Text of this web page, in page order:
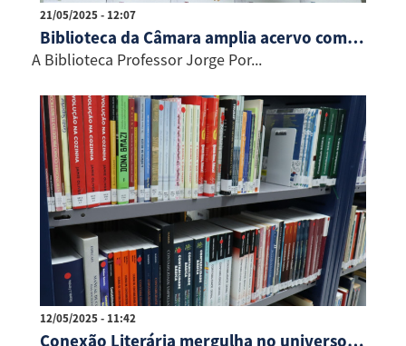
21/05/2025 - 12:07
Biblioteca da Câmara amplia acervo com obras de Euclides Neto
A Biblioteca Professor Jorge Por...
12/05/2025 - 11:42
Conexão Literária mergulha no universo de “Vermelho, Branco e Sangue Azul”